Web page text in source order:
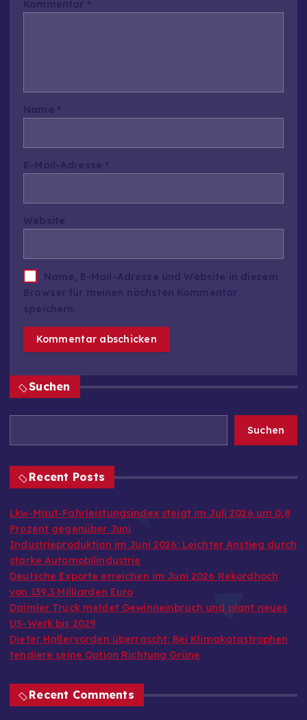
Suchen
Suchen
Recent Posts
Lkw-Maut-Fahrleistungsindex steigt im Juli 2026 um 0,8
Prozent gegenüber Juni
Industrieproduktion im Juni 2026: Leichter Anstieg durch
starke Automobilindustrie
Deutsche Exporte erreichen im Juni 2026 Rekordhoch
von 139,3 Milliarden Euro
Daimler Truck meldet Gewinneinbruch und plant neues
US-Werk bis 2029
Dieter Hallervorden überrascht: Bei Klimakatastrophen
tendiere seine Option Richtung Grüne
Recent Comments